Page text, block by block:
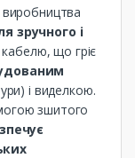
виробництва
зручного і
що гріє
і виделкою.
зшитого